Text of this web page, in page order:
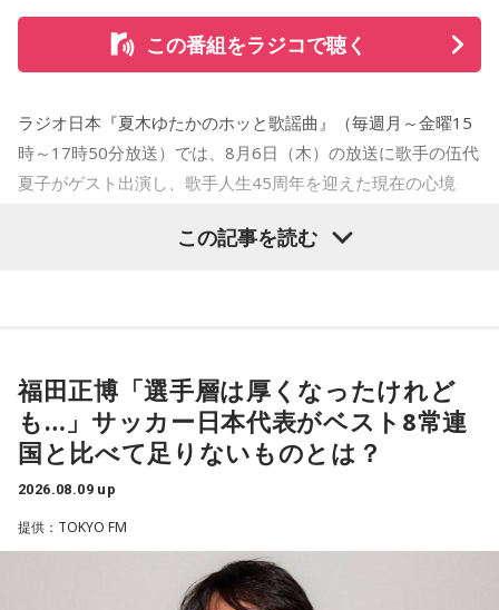
この番組をラジコで聴く
ラジオ日本『夏木ゆたかのホッと歌謡曲』（毎週月～金曜15
時～17時50分放送）では、8月6日（木）の放送に歌手の伍代
夏子がゲスト出演し、歌手人生45周年を迎えた現在の心境
ることを明かした。また、歌手はレコーディングを終えた
後、自分自身が“演出家”となって楽曲を育てていく仕事でもあ
ると語り、長年培ってきた表現者としての思いを語った。
ューから間もなく所属レコード会社がなくなり、「どこへ行
けばいいの？」と途方に暮れたことや、芸名を何度も変えな
がら挑戦を続けてきた日々を振り返る。それでも諦めずに歌
この記事を読む
福田正博「選手層は厚くなったけれど
も…」サッカー日本代表がベスト8常連
国と比べて足りないものとは？
2026.08.09 up
提供：TOKYO FM